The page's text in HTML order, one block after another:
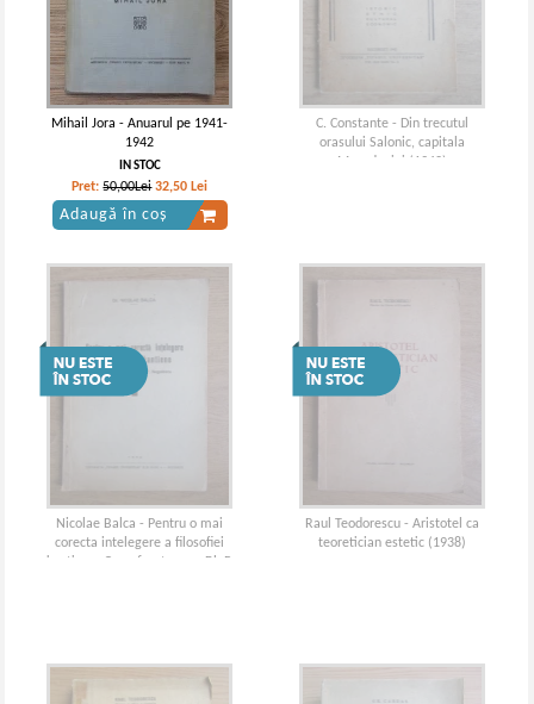
Mihail Jora - Anuarul pe 1941-
1942
IN STOC
Pret:50,00Lei 32,50 Lei
Adaugă în coș
C. Constante - Din trecutul
orasului Salonic, capitala
Macedoniei (1942)
Nicolae Balca - Pentru o mai
corecta intelegere a filosofiei
kantiene. O confruntare cu Dl. P.
Raul Teodorescu - Aristotel ca
teoretician estetic (1938)